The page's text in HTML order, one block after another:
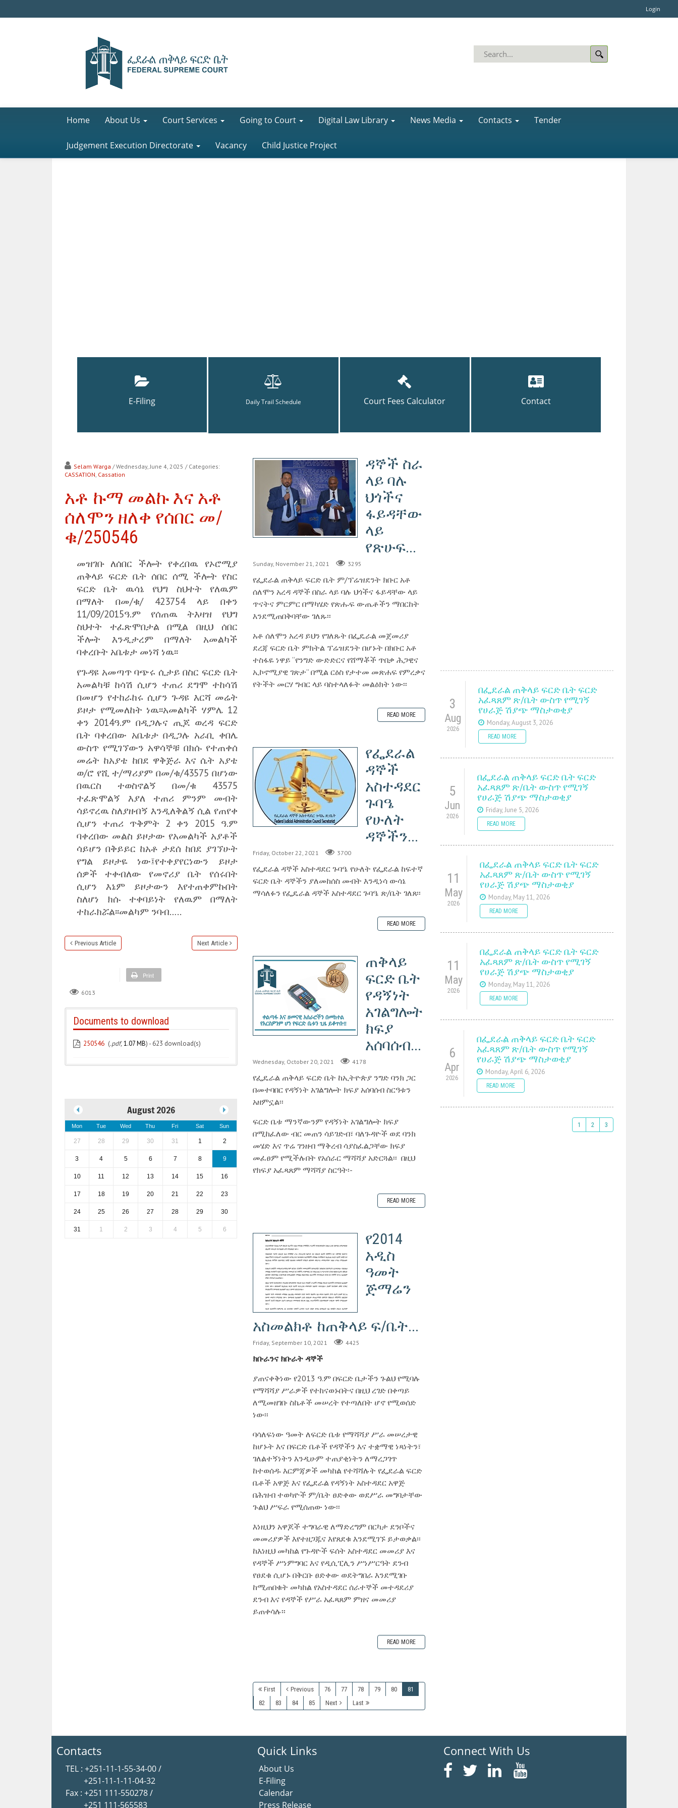
Login
Home About Us Court Services Going to Court Digital Law Library News Media Contacts Tender
Judgement Execution Directorate Vacancy Child Justice Project
E-Filing Daily Trail Schedule Court Fees Calculator Contact
Selam Warga / Wednesday, June 4, 2025 / Categories:
CASSATION, Cassation
አቶ ኩማ መልኩ እና አቶ
ሰለሞን ዘለቀ የሰበር መ/
ቁ/250546
መዝገቡ ለሰበር ችሎት የቀረበዉ የኦሮሚያ
ጠቅላይ ፍርድ ቤት ሰበር ሰሚ ችሎት የስር
ፍርድ ቤት ዉሳኔ የህግ ስህተት የለዉም
በማለት በመ/ቁ/ 423754 ላይ በቀን
11/09/2015ዓ.ም የሰጠዉ ትእዛዝ የህግ
ስህተት ተፈጽሞበታል በሚል በዚህ ሰበር
ችሎት እንዲታረም በማለት አመልካች
ባቀረቡት አቤቱታ መነሻ ነዉ፡፡
የጉዳዩ አመጣጥ ባጭሩ ሲታይ በስር ፍርድ ቤት
አመልካቹ ከሳሽ ሲሆን ተጠሪ ደግሞ ተከሳሽ
በመሆን የተከራከሩ ሲሆን ጉዳዩ እርሻ መሬት
ይዞታ የሚመለከት ነዉ፡፡አመልካች ሃምሌ 12
ቀን 2014ዓ.ም በዲጋሉና ጢጆ ወረዳ ፍርድ
ቤት ባቀረበው አቤቱታ በዲጋሉ አራቢ ቀበሌ
ውስጥ የሚገኘውን አዋሳኞቹ በክሱ የተጠቀሰ
መሬት ከአያቴ ከበደ ዋቅጅራ እና ሴት አያቴ
ወ/ሮ የሺ ተ/ማሪያም በመ/ቁ/43575 በሆነው
በዉርስ ተወስኖልኝ በመ/ቁ 43575
ተፈጽሞልኝ እያለ ተጠሪ ምንም መብት
ሳይኖረዉ ስለያዘብኝ እንዲለቅልኝ ሲል የጠየቀ
ሲሆን ተጠሪ ጥቅምት 2 ቀን 2015 ዓ.ም
ባቀረበው መልስ ይዞታው የአመልካች አያቶች
ሳይሆን በቅይይር ከአቶ ታደሰ ከበደ ያገኘሁት
የግል ይዞታዬ ነው፤የተቀያየርነውን ይዞታ
ሰዎች ተቀብለው የመኖሪያ ቤት የሰሩበት
ሲሆን እኔም ይዞታውን እየተጠቀምኩበት
ስለሆነ ክሱ ተቀባይነት የለዉም በማለት
ተከራክሯል፡፡መልካም ንባብ…..
Previous Article Next Article
Print
6013
Documents to download
250546 (.pdf,1.07 MB) - 623 download(s)
August 2026
Mon Tue Wed Thu Fri Sat Sun
27 28 29 30 31 1 2
3 4 5 6 7 8 9
10 11 12 13 14 15 16
17 18 19 20 21 22 23
24 25 26 27 28 29 30
31 1 2 3 4 5 6
ዳኞች ስራ
ላይ ባሉ
ህጎችና
ፋይዳቸው
ላይ
የጽሁፍ...
Sunday, November 21, 2021 3295
የፌደራል ጠቅላይ ፍርድ ቤት ም/ፕሬዝደንት ክቡር አቶ
ሰለሞን አረዳ ዳኞች በስራ ላይ ባሉ ህጎችና ፋይዳቸው ላይ
ጥናትና ምርምር በማካሄድ የጽሑፍ ውጤቶችን ማበርከት
እንደሚጠበቅባቸው ገለጹ፡፡
አቶ ሰለሞን አረዳ ይህን የገለጹት በፌዴራል መጀመሪያ
ደረጃ ፍርድ ቤት ምክትል ፕሬዝደንት በሆኑት በክቡር አቶ
ተስፋዬ ነዋይ “የንግድ ውድድርና የሸማቾች ጥበቃ ሕጋዊና
ኢኮኖሚያዊ ገጽታ” በሚል ርዕስ የታተመ መጽሐፍ የምረቃና
የትችት መርሃ ግብር ላይ ባስተላለፉት መልዕክት ነው፡፡
READ MORE
የፌደራል
ዳኞች
አስተዳደር
ጉባዔ
የሁለት
ዳኞችን...
Friday, October 22, 2021 3700
የፌደራል ዳኞች አስተዳደር ጉባዔ የሁለት የፌደራል ከፍተኛ
ፍርድ ቤት ዳኞችን ያለመከሰስ መብት እንዲነሳ ውሳኔ
ማሳለፉን የፌዴራል ዳኞች አስተዳደር ጉባዔ ጽ/ቤት ገለጸ፡፡
READ MORE
ጠቅላይ
ፍርድ ቤት
የዳኝነት
አገልግሎት
ክፍያ
አሰባሰብ...
Wednesday, October 20, 2021 4178
የፌዴራል ጠቅላይ ፍርድ ቤት ከኢትዮጵያ ንግድ ባንክ ጋር
በመተባበር የዳኝነት አገልግሎት ክፍያ አሰባሰብ ስርዓቱን
አዘምኗል፡፡
ፍርድ ቤቱ ማንኛውንም የዳኝነት አገልግሎት ክፍያ
በሚከፈለው ብር መጠን ሳይገድብ፣ ባለጉዳዮች ወደ ባንክ
መሄድ እና ጥሬ ገንዘብ ማቅረብ ሳያስፈልጋቸው ክፍያ
መፈፀም የሚችሉበት የአሰራር ማሻሻያ አድርጓል፡፡ በዚህ
የክፍያ አፈጻጸም ማሻሻያ ስርዓት፡-
READ MORE
የ2014
አዲስ
ዓመት
ጅማሬን
አስመልክቶ ከጠቅላይ ፍ/ቤት...
Friday, September 10, 2021 4425
ክቡራንና ክቡራት ዳኞች
ያጠናቀቅነው የ2013 ዓ.ም በፍርድ ቤታችን ጉልህ የሚባሉ
የማሻሻያ ሥራዎች የተከናወኑበትና በዚህ ረገድ በቀጣይ
ለሚመዘገቡ ስኬቶች መሠረት የተጣለበት ሆኖ የሚወሰድ
ነው፡፡
ባሳለፍነው ዓመት ለፍርድ ቤቱ የማሻሻያ ሥራ መሠረታዊ
ከሆኑት እና በፍርድ ቤቶች የዳኞችን እና ተቋማዊ ነጻነትን፣
ገለልተኝነትን እንዲሁም ተጠያቂነትን ለማረጋገጥ
ከተወሰዱ እርምጃዎች መካከል የተሻሻሉት የፌደራል ፍርድ
ቤቶች አዋጅ እና የፌደራል የዳኝነት አስተዳደር አዋጅ
በሕዝብ ተወካዮች ም/ቤት ፀድቀው ወደሥራ መግባታቸው
ጉልህ ሥፍራ የሚሰጠው ነው፡፡
እነዚህን አዋጆች ተግባራዊ ለማድረግም በርካታ ደንቦችና
መመሪያዎች እየተዘጋጁና እየጸደቁ እንደሚገኙ ይታወቃል፡፡
ከእነዚህ መካከል የጉዳዮች ፍሰት አስተዳደር መመሪያ እና
የዳኞች ሥነምግባር እና የዲሲፒሊን ሥነሥርዓት ደንብ
የፀደቁ ሲሆኑ በቅርቡ ፀድቀው ወደትግበራ እንደሚገቡ
ከሚጠበቁት መካከል የአስተዳደር ሰራተኞች መተዳደሪያ
ደንብ እና የዳኞች የሥራ አፈጻጸም ምዘና መመሪያ
ይጠቀሳሉ፡፡
READ MORE
First Previous 76 77 78 79 80
81
82
83 84 85 Next Last
3
Aug
2026
በፌደራል ጠቅላይ ፍርድ ቤት ፍርድ
አፈጻጸም ጽ/ቤት ውስጥ የሚገኝ
የሀራጅ ሽያጭ ማስታወቂያ
Monday, August 3, 2026
READ MORE
5
Jun
2026
በፌደራል ጠቅላይ ፍርድ ቤት ፍርድ
አፈጻጸም ጽ/ቤት ውስጥ የሚገኝ
የሀራጅ ሽያጭ ማስታወቂያ
Friday, June 5, 2026
READ MORE
11
May
2026
በፌደራል ጠቅላይ ፍርድ ቤት ፍርድ
አፈጻጸም ጽ/ቤት ውስጥ የሚገኝ
የሀራጅ ሽያጭ ማስታወቂያ
Monday, May 11, 2026
READ MORE
11
May
2026
በፌደራል ጠቅላይ ፍርድ ቤት ፍርድ
አፈጻጸም ጽ/ቤት ውስጥ የሚገኝ
የሀራጅ ሽያጭ ማስታወቂያ
Monday, May 11, 2026
READ MORE
6
Apr
2026
በፌደራል ጠቅላይ ፍርድ ቤት ፍርድ
አፈጻጸም ጽ/ቤት ውስጥ የሚገኝ
የሀራጅ ሽያጭ ማስታወቂያ
Monday, April 6, 2026
READ MORE
1 2 3
Contacts
TEL : +251-11-1-55-34-00 /
+251-11-1-11-04-32
Fax : +251 111-550278 /
+251 111-565583
Quick Links
About Us
E-Filing
Calendar
Press Release
Connect With Us